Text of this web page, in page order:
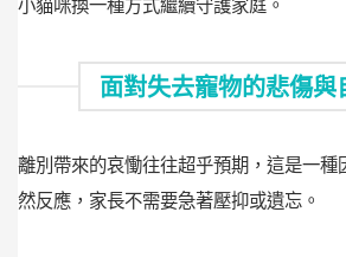
小貓咪換一種方式繼續守護家庭。
面對失去寵物的悲傷與
離別帶來的哀慟往往超乎預期，這是一種
然反應，家長不需要急著壓抑或遺忘。